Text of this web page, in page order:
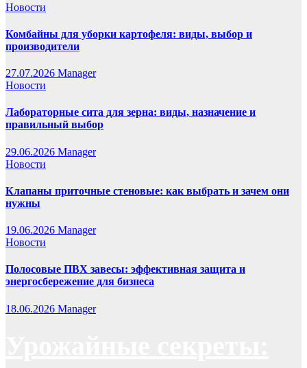
Новости
Комбайны для уборки картофеля: виды, выбор и
производители
27.07.2026 Manager
Новости
Лабораторные сита для зерна: виды, назначение и
правильный выбор
29.06.2026 Manager
Новости
Клапаны приточные стеновые: как выбрать и зачем они
нужны
19.06.2026 Manager
Новости
Полосовые ПВХ завесы: эффективная защита и
энергосбережение для бизнеса
18.06.2026 Manager